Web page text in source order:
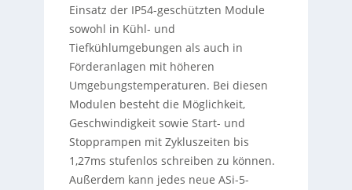
Einsatz der IP54-geschützten Module
sowohl in Kühl- und
Tiefkühlumgebungen als auch in
Förderanlagen mit höheren
Umgebungstemperaturen. Bei diesen
Modulen besteht die Möglichkeit,
Geschwindigkeit sowie Start- und
Stopprampen mit Zykluszeiten bis
1,27ms stufenlos schreiben zu können.
Außerdem kann jedes neue ASi-5-